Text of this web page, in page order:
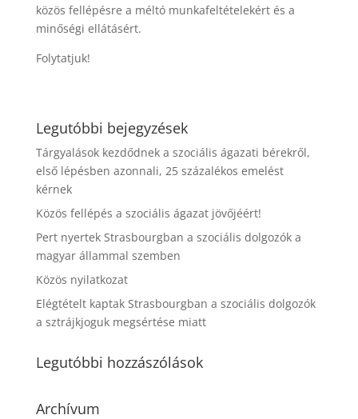
közös fellépésre a méltó munkafeltételekért és a
minőségi ellátásért.
Folytatjuk!
Legutóbbi bejegyzések
Tárgyalások kezdődnek a szociális ágazati bérekről,
első lépésben azonnali, 25 százalékos emelést
kérnek
Közös fellépés a szociális ágazat jövőjéért!
Pert nyertek Strasbourgban a szociális dolgozók a
magyar állammal szemben
Közös nyilatkozat
Elégtételt kaptak Strasbourgban a szociális dolgozók
a sztrájkjoguk megsértése miatt
Legutóbbi hozzászólások
Archívum